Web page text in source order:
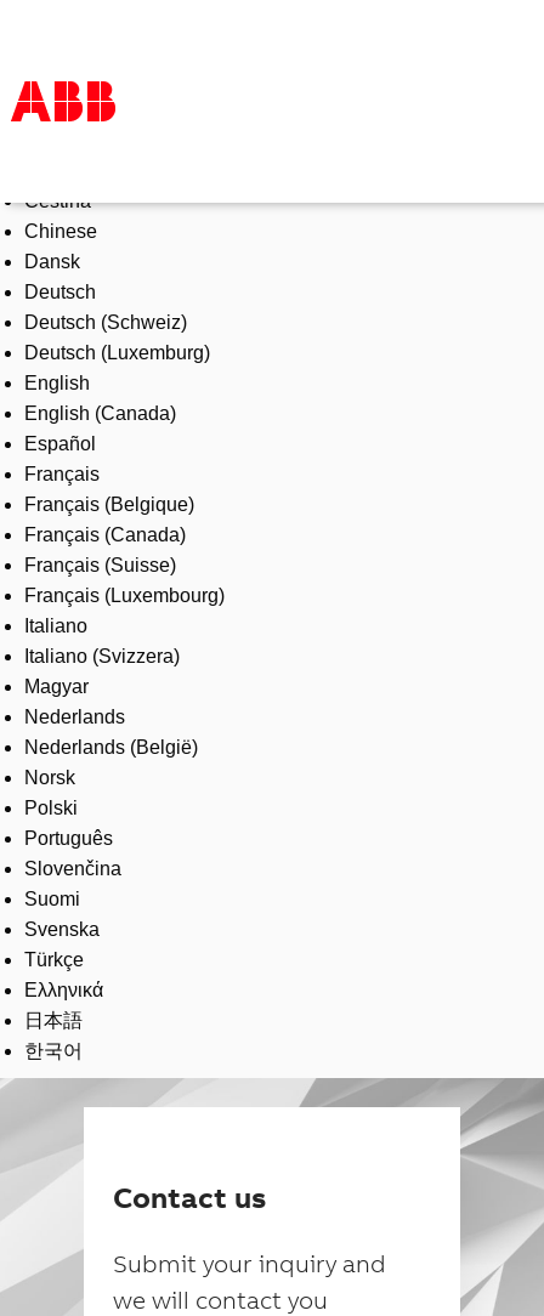
Products & Solutions
Industries
Services
About us
Where to buy
Contact us
Careers
Čeština
Chinese
Dansk
Deutsch
Deutsch (Schweiz)
Deutsch (Luxemburg)
English
English (Canada)
Español
Français
Français (Belgique)
Français (Canada)
Français (Suisse)
Français (Luxembourg)
Italiano
Italiano (Svizzera)
Magyar
Nederlands
Nederlands (België)
Norsk
Polski
Português
Slovenčina
Suomi
Svenska
Türkçe
Ελληνικά
日本語
한국어
Contact us
Submit your inquiry and
we will contact you